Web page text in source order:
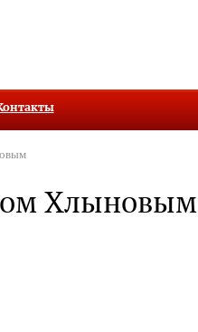
Хлыновым